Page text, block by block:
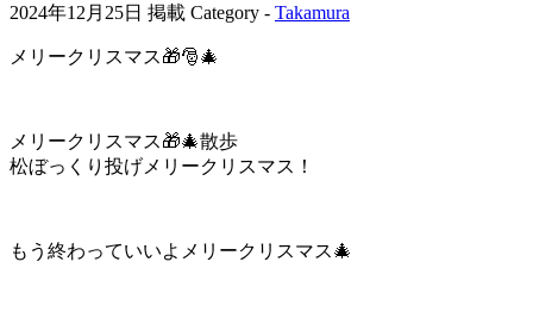
2024年12月25日 掲載 Category - Takamura
メリークリスマス🎁🎅🎄
メリークリスマス🎁🎄散歩
松ぼっくり投げメリークリスマス！
もう終わっていいよメリークリスマス🎄